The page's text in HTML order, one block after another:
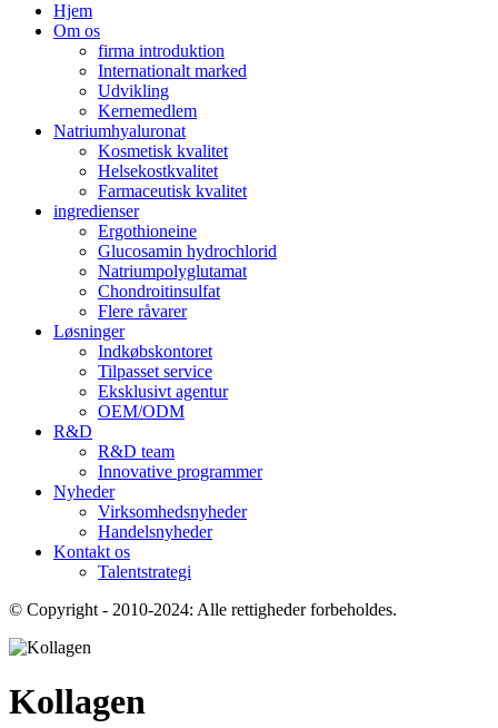
Hjem
Om os
firma introduktion
Internationalt marked
Udvikling
Kernemedlem
Natriumhyaluronat
Kosmetisk kvalitet
Helsekostkvalitet
Farmaceutisk kvalitet
ingredienser
Ergothioneine
Glucosamin hydrochlorid
Natriumpolyglutamat
Chondroitinsulfat
Flere råvarer
Løsninger
Indkøbskontoret
Tilpasset service
Eksklusivt agentur
OEM/ODM
R&D
R&D team
Innovative programmer
Nyheder
Virksomhedsnyheder
Handelsnyheder
Kontakt os
Talentstrategi
© Copyright - 2010-2024: Alle rettigheder forbeholdes.
Kollagen